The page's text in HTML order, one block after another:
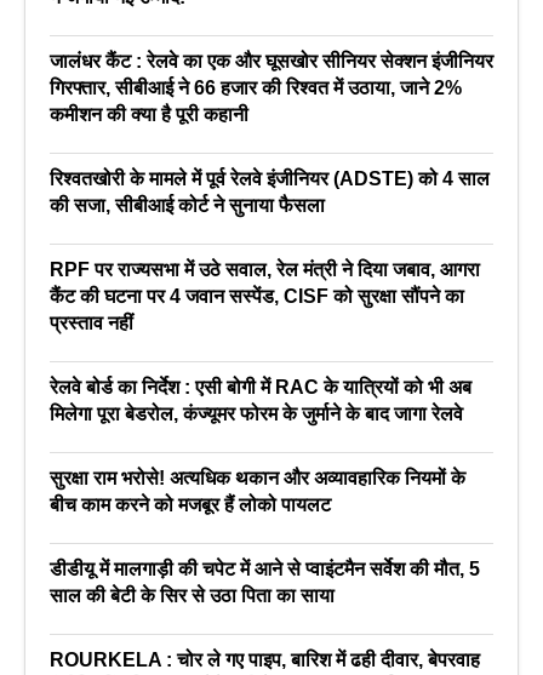
जालंधर कैंट : रेलवे का एक और घूसखोर सीनियर सेक्शन इंजीनियर
गिरफ्तार, सीबीआई ने 66 हजार की रिश्वत में उठाया, जाने 2%
कमीशन की क्या है पूरी कहानी
रिश्वतखोरी के मामले में पूर्व रेलवे इंजीनियर (ADSTE) को 4 साल
की सजा, सीबीआई कोर्ट ने सुनाया फैसला
RPF पर राज्यसभा में उठे सवाल, रेल मंत्री ने दिया जबाव, आगरा
कैंट की घटना पर 4 जवान सस्पेंड, CISF को सुरक्षा सौंपने का
प्रस्ताव नहीं
रेलवे बोर्ड का निर्देश : एसी बोगी में RAC के यात्रियों को भी अब
मिलेगा पूरा बेडरोल, कंज्यूमर फोरम के जुर्माने के बाद जागा रेलवे
सुरक्षा राम भरोसे! अत्यधिक थकान और अव्यावहारिक नियमों के
बीच काम करने को मजबूर हैं लोको पायलट
डीडीयू में मालगाड़ी की चपेट में आने से प्वाइंटमैन सर्वेश की मौत, 5
साल की बेटी के सिर से उठा पिता का साया
ROURKELA : चोर ले गए पाइप, बारिश में ढही दीवार, बेपरवाह